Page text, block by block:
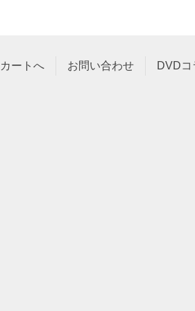
カートへ お問い合わせ DVDコ